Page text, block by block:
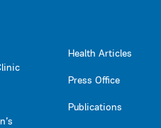
Health Articles
Press Office
Publications